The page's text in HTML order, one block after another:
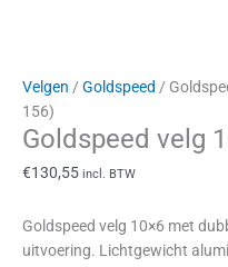
Velgen / Goldspeed /
156)
Goldspeed velg
€130,55 incl. BTW
Goldspeed velg 10×6 met
uitvoering. Lichtgewicht